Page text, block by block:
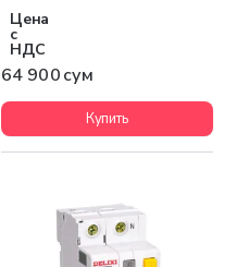
Цена
с
НДС
64 900 сум
Купить